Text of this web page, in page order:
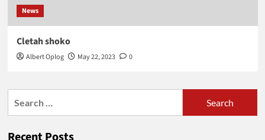
News
Cletah shoko
Albert Oplog May 22, 2023 0